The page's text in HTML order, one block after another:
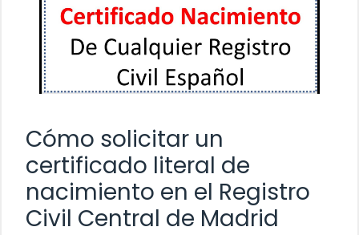
Cómo solicitar un
certificado literal de
nacimiento en el Registro
Civil Central de Madrid